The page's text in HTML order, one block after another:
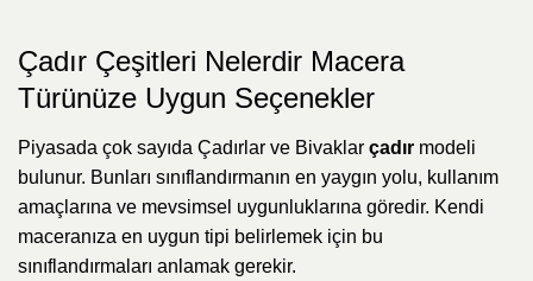
Çadır Çeşitleri Nelerdir Macera
Türünüze Uygun Seçenekler
Piyasada çok sayıda Çadırlar ve Bivaklar çadır modeli
bulunur. Bunları sınıflandırmanın en yaygın yolu, kullanım
amaçlarına ve mevsimsel uygunluklarına göredir. Kendi
maceranıza en uygun tipi belirlemek için bu
sınıflandırmaları anlamak gerekir.